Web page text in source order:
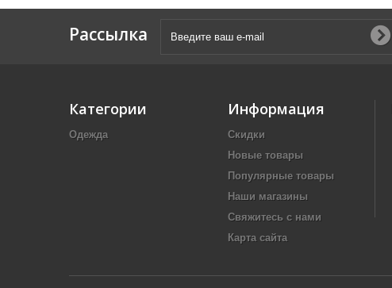
Рассылка
Категории
Одежда
Информация
Скидки
Новые товары
Популярные товары
Наши магазины
Свяжитесь с нами
Карта сайта